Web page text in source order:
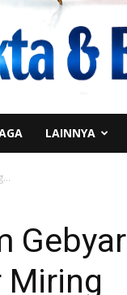
LAINNYA
Gebyar
Miring